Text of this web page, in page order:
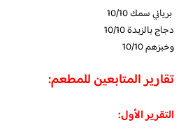
برياني سمك 10/10
دجاج بالزبدة 10/10
وخبزهم 10/10
تقارير المتابعين للمطعم:
التقرير الأول: